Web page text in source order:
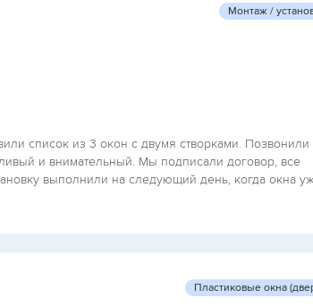
Монтаж /
список из 3 окон с двумя створками. Позвонили
и внимательный. Мы подписали договор, все
выполнили на следующий день, когда окна
Пластиковые окна